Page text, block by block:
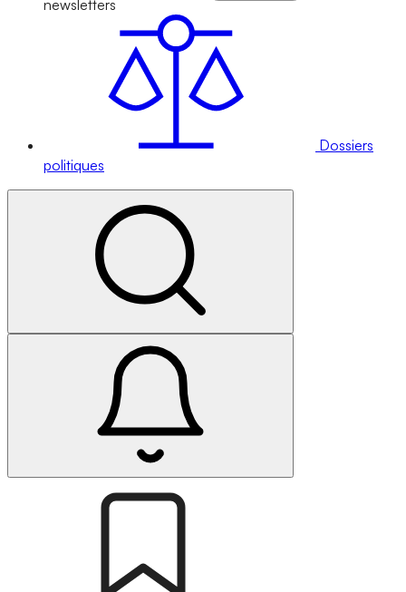
newsletters
Dossiers
politiques